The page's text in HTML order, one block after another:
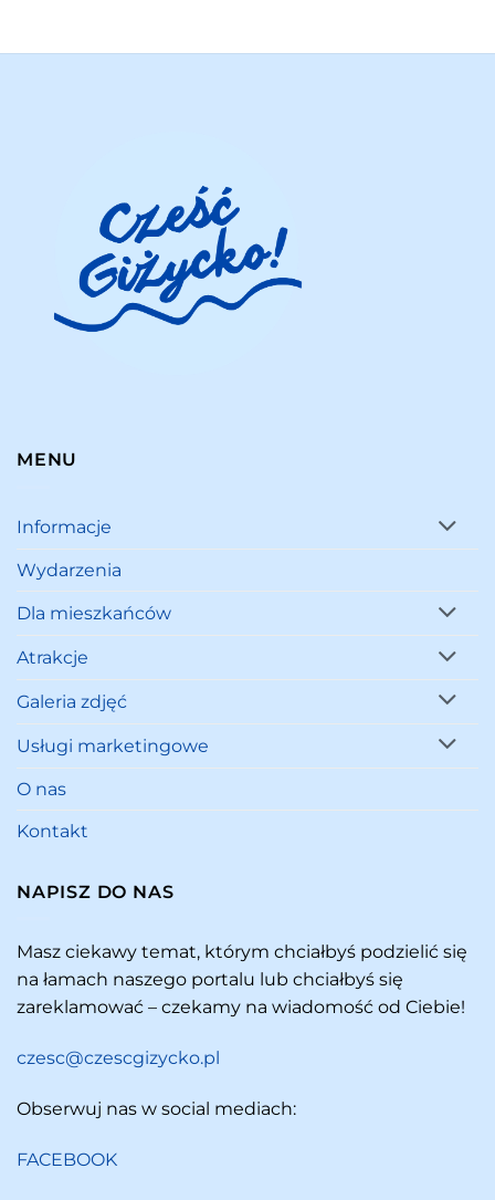
MENU
Informacje
Wydarzenia
Dla mieszkańców
Atrakcje
Galeria zdjęć
Usługi marketingowe
O nas
Kontakt
NAPISZ DO NAS
Masz ciekawy temat, którym chciałbyś podzielić się
na łamach naszego portalu lub chciałbyś się
zareklamować – czekamy na wiadomość od Ciebie!
czesc@czescgizycko.pl
Obserwuj nas w social mediach:
FACEBOOK